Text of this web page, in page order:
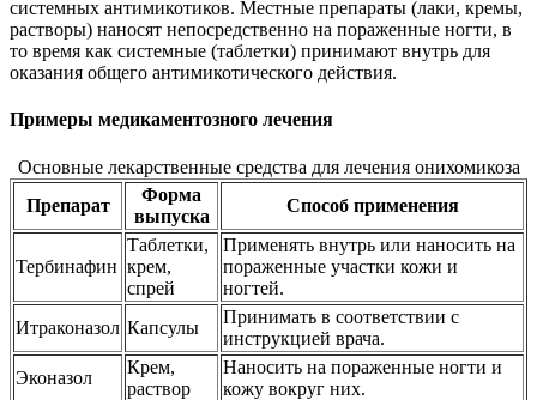
системных антимикотиков. Местные препараты (лаки, кремы,
растворы) наносят непосредственно на пораженные ногти, в
то время как системные (таблетки) принимают внутрь для
оказания общего антимикотического действия.
Примеры медикаментозного лечения
Основные лекарственные средства для лечения онихомикоза
Препарат
Форма
выпуска
Способ применения
Тербинафин
Таблетки,
крем,
спрей
Применять внутрь или наносить на
пораженные участки кожи и
ногтей.
Итраконазол Капсулы
Принимать в соответствии с
инструкцией врача.
Эконазол
Крем,
раствор
Наносить на пораженные ногти и
кожу вокруг них.